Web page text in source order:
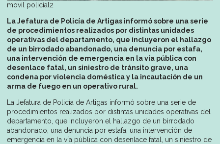
movil policial2
La Jefatura de Policía de Artigas informó sobre una serie
de procedimientos realizados por distintas unidades
operativas del departamento, que incluyeron el hallazgo
de un birrodado abandonado, una denuncia por estafa,
una intervención de emergencia en la vía pública con
desenlace fatal, un siniestro de tránsito grave, una
condena por violencia doméstica y la incautación de un
arma de fuego en un operativo rural.
La Jefatura de Policía de Artigas informó sobre una serie de
procedimientos realizados por distintas unidades operativas del
departamento, que incluyeron el hallazgo de un birrodado
abandonado, una denuncia por estafa, una intervención de
emergencia en la vía pública con desenlace fatal, un siniestro de